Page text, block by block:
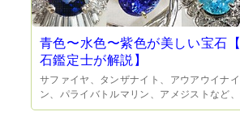
（大阪府池田市）とても親切で丁寧な対
した。質屋さんはわりと利用して(主に
いましたが、今までの質屋さんとは全く
印象でした。何度でも伺いたくなりま
青色〜水色〜紫色が美しい宝石
石鑑定士が解説】
サファイヤ、タンザナイト、アウアウイナ
ン、パライバトルマリン、アメジストなど